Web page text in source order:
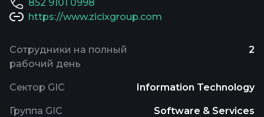
852 9101 0998
https://www.zicixgroup.com
Сотрудники на полный
рабочий день
2
Сектор GIC Information Technology
Группа GIC Software & Services